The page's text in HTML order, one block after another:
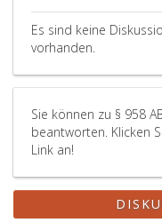
Es sind keine
vorhanden.
Sie können zu § 958
beantworten. Klicken
Link an!